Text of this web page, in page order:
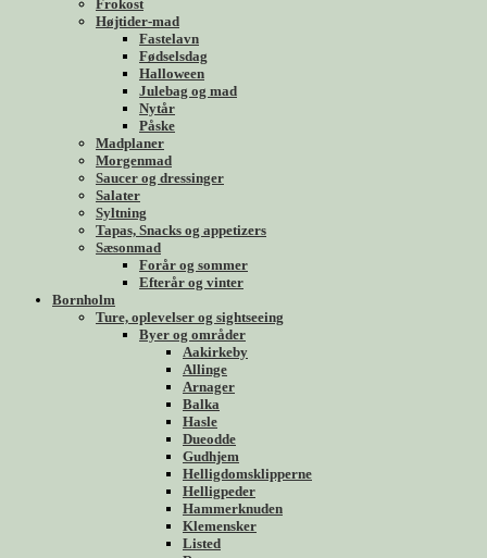
Frokost
Højtider-mad
Fastelavn
Fødselsdag
Halloween
Julebag og mad
Nytår
Påske
Madplaner
Morgenmad
Saucer og dressinger
Salater
Syltning
Tapas, Snacks og appetizers
Sæsonmad
Forår og sommer
Efterår og vinter
Bornholm
Ture, oplevelser og sightseeing
Byer og områder
Aakirkeby
Allinge
Arnager
Balka
Hasle
Dueodde
Gudhjem
Helligdomsklipperne
Helligpeder
Hammerknuden
Klemensker
Listed